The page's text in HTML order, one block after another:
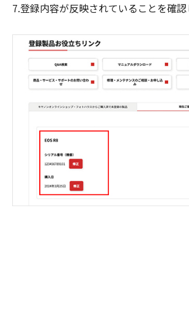
7.登録内容が反映されていることを確